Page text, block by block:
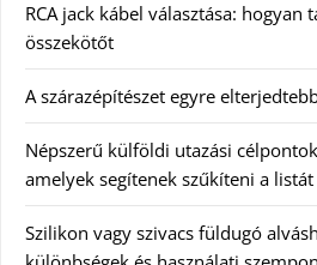
RCA jack kábel választása: hogyan
összekötőt
A szárazépítészet egyre
Népszerű külföldi utazási
amelyek segítenek szűkíteni a listát
Szilikon vagy szivacs füldugó